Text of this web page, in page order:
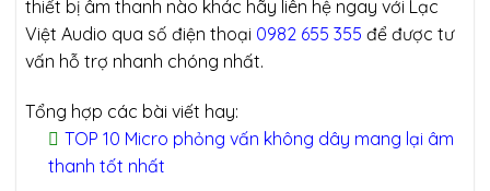
thiết bị âm thanh nào khác hãy liên hệ ngay với Lạc
Việt Audio qua số điện thoại 0982 655 355 để được tư
vấn hỗ trợ nhanh chóng nhất.
Tổng hợp các bài viết hay:
TOP 10 Micro phỏng vấn không dây mang lại âm
thanh tốt nhất